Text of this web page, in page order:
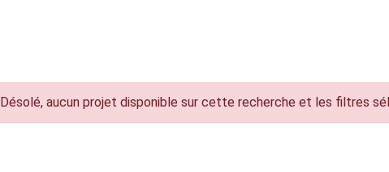
Désolé, aucun projet disponible sur cette recherche et les filtres